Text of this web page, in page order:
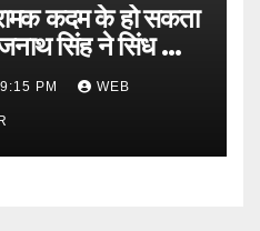
कदम के हो सकता
सिंह ने सिंध को
PM WEB